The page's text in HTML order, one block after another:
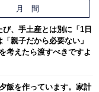
月 間
、手土産とは別に「1日
親子だから必要ない」
考えたら渡すべきですよ
飯を作っています。家計